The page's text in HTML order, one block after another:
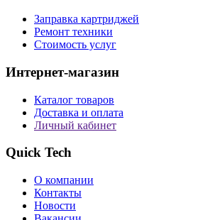
Заправка картриджей
Ремонт техники
Стоимость услуг
Интернет-магазин
Каталог товаров
Доставка и оплата
Личный кабинет
Quick Tech
О компании
Контакты
Новости